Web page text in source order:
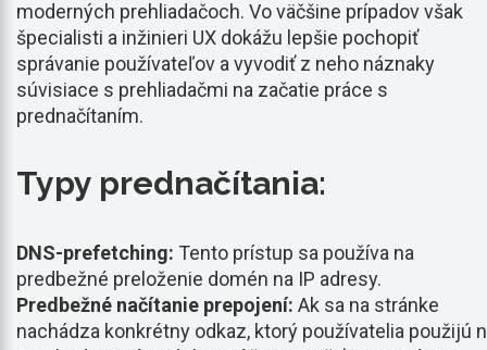
moderných prehliadačoch. Vo väčšine prípadov však
špecialisti a inžinieri UX dokážu lepšie pochopiť
správanie používateľov a vyvodiť z neho náznaky
súvisiace s prehliadačmi na začatie práce s
prednačítaním.
Typy prednačítania:
DNS-prefetching: Tento prístup sa používa na
predbežné preloženie domén na IP adresy.
Predbežné načítanie prepojení: Ak sa na stránke
nachádza konkrétny odkaz, ktorý používatelia použijú